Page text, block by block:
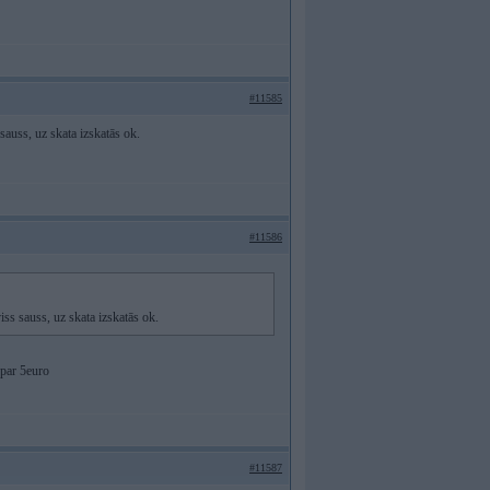
#11585
uz skata izskatās ok.
#11586
sauss, uz skata izskatās ok.
5euro
#11587